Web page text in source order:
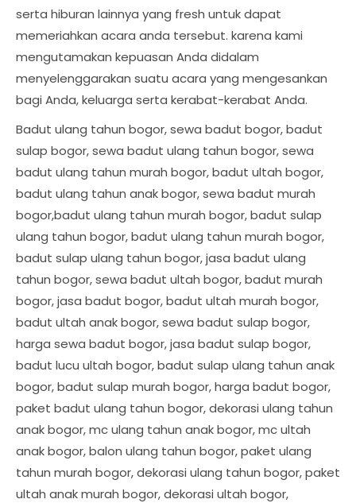
serta hiburan lainnya yang fresh untuk dapat
memeriahkan acara anda tersebut. karena kami
mengutamakan kepuasan Anda didalam
menyelenggarakan suatu acara yang mengesankan
bagi Anda, keluarga serta kerabat-kerabat Anda.
Badut ulang tahun bogor, sewa badut bogor, badut
sulap bogor, sewa badut ulang tahun bogor, sewa
badut ulang tahun murah bogor, badut ultah bogor,
badut ulang tahun anak bogor, sewa badut murah
bogor,badut ulang tahun murah bogor, badut sulap
ulang tahun bogor, badut ulang tahun murah bogor,
badut sulap ulang tahun bogor, jasa badut ulang
tahun bogor, sewa badut ultah bogor, badut murah
bogor, jasa badut bogor, badut ultah murah bogor,
badut ultah anak bogor, sewa badut sulap bogor,
harga sewa badut bogor, jasa badut sulap bogor,
badut lucu ultah bogor, badut sulap ulang tahun anak
bogor, badut sulap murah bogor, harga badut bogor,
paket badut ulang tahun bogor, dekorasi ulang tahun
anak bogor, mc ulang tahun anak bogor, mc ultah
anak bogor, balon ulang tahun bogor, paket ulang
tahun murah bogor, dekorasi ulang tahun bogor, paket
ultah anak murah bogor, dekorasi ultah bogor,